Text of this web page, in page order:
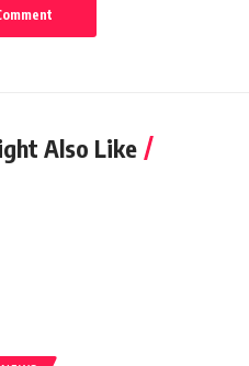
Also Like